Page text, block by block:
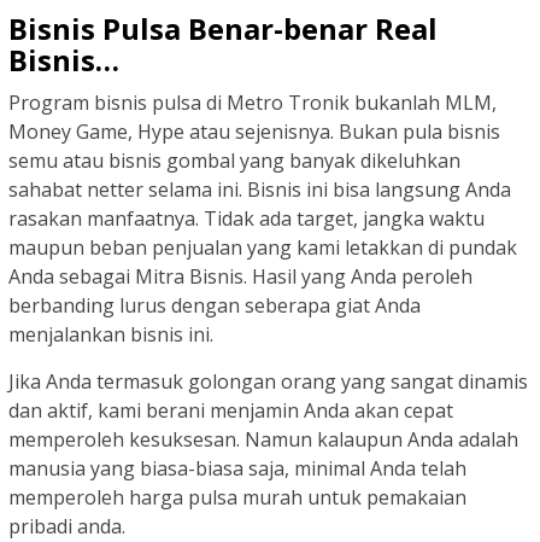
Bisnis Pulsa Benar-benar Real
Bisnis…
Program bisnis pulsa di Metro Tronik bukanlah MLM,
Money Game, Hype atau sejenisnya. Bukan pula bisnis
semu atau bisnis gombal yang banyak dikeluhkan
sahabat netter selama ini. Bisnis ini bisa langsung Anda
rasakan manfaatnya. Tidak ada target, jangka waktu
maupun beban penjualan yang kami letakkan di pundak
Anda sebagai Mitra Bisnis. Hasil yang Anda peroleh
berbanding lurus dengan seberapa giat Anda
menjalankan bisnis ini.
Jika Anda termasuk golongan orang yang sangat dinamis
dan aktif, kami berani menjamin Anda akan cepat
memperoleh kesuksesan. Namun kalaupun Anda adalah
manusia yang biasa-biasa saja, minimal Anda telah
memperoleh harga pulsa murah untuk pemakaian
pribadi anda.